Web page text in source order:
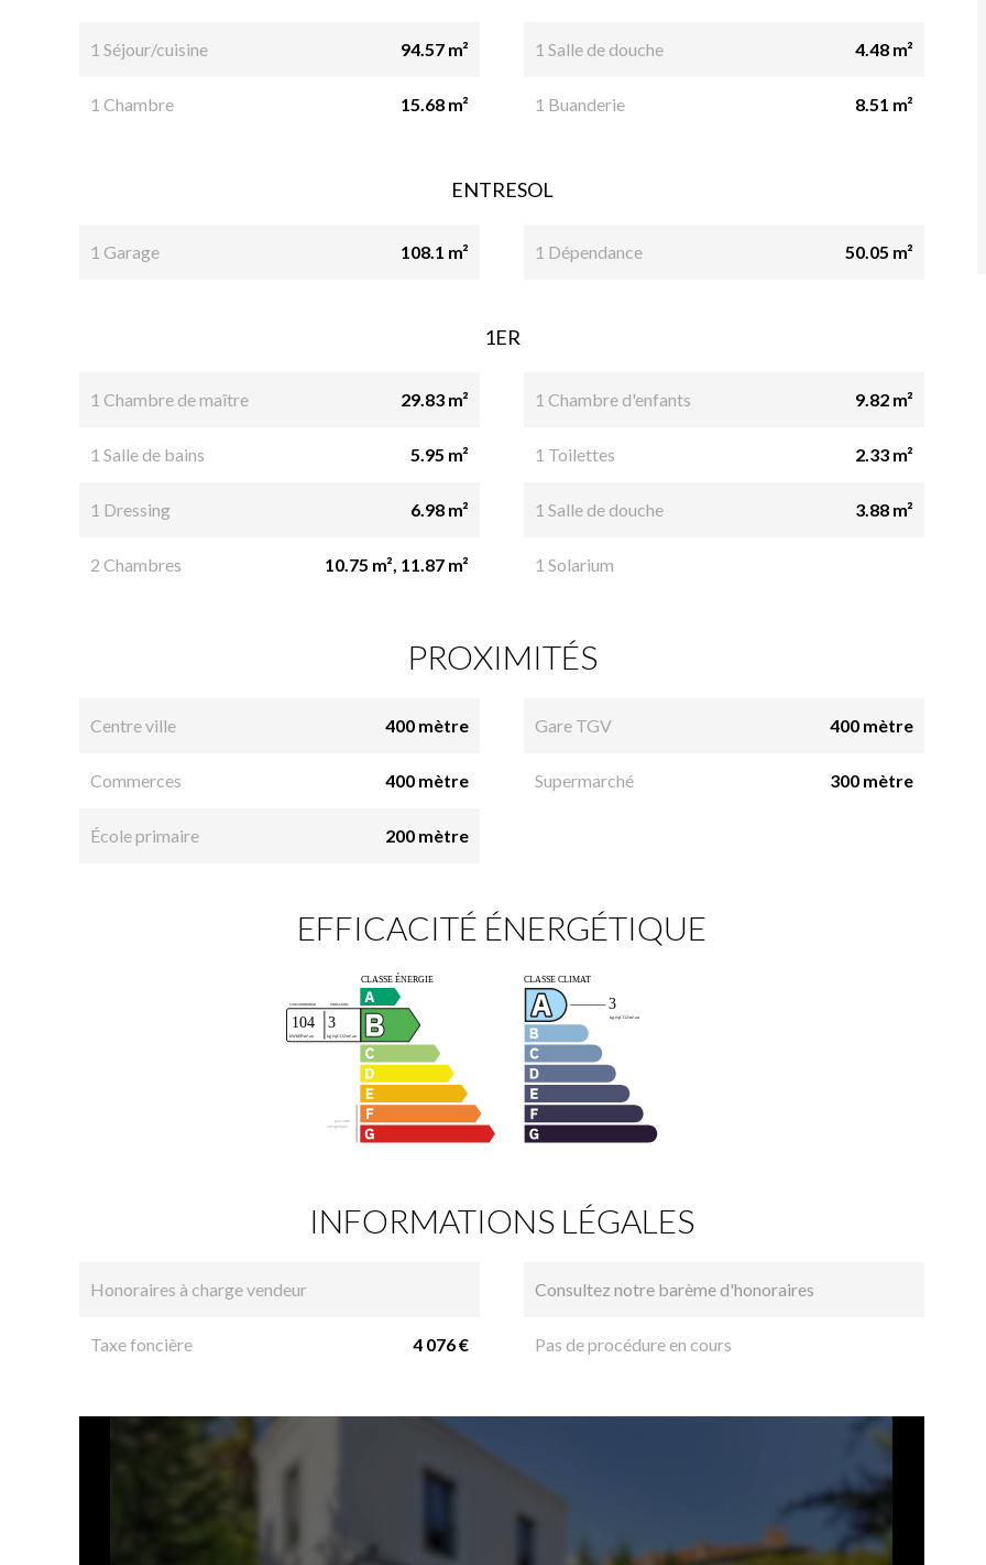
1 Séjour/cuisine 94.57 m²
1 Chambre 15.68 m²
1 Salle de douche 4.48 m²
1 Buanderie 8.51 m²
ENTRESOL
1 Garage 108.1 m² 1 Dépendance 50.05 m²
1ER
1 Chambre de maître 29.83 m²
1 Salle de bains 5.95 m²
1 Dressing 6.98 m²
2 Chambres 10.75 m², 11.87 m²
1 Chambre d'enfants 9.82 m²
1 Toilettes 2.33 m²
1 Salle de douche 3.88 m²
1 Solarium
PROXIMITÉS
Centre ville 400 mètre
Commerces 400 mètre
École primaire 200 mètre
Gare TGV 400 mètre
Supermarché 300 mètre
EFFICACITÉ ÉNERGÉTIQUE
INFORMATIONS LÉGALES
Honoraires à charge vendeur
Taxe foncière 4 076 €
Consultez notre barème d'honoraires
Pas de procédure en cours